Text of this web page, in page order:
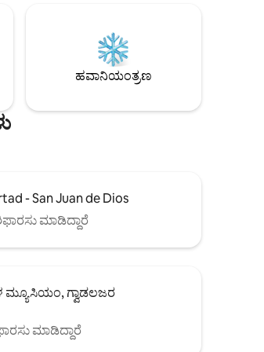
ವಸ್ತುಗಳನ್ನು ಕಳುಹಿಸಬೇಕಾದರೆ, ನಾನು
ಸಂತೋಷದಿಂದ ಸ್ವೀಕರಿಸುತ್ತೇನೆ ಮತ್ತು
ಆಗಮನದ ನಂತರ ಅವುಗಳನ್ನು ನಿಮಗೆ
ಹವಾನಿಯಂತ್ರಣ
- San Juan de Dios
ಮಾಡಿದ್ದಾರೆ
ಮ್ಯೂಸಿಯಂ, ಗ್ವಾಡಲಜರ
ಮಾಡಿದ್ದಾರೆ